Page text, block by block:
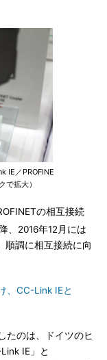
IE／PROFINE
で拡大）
の相互接続
、2016年12月には
順調に相互接続に向
、CC-Link IEと
たのは、ドイツのヒ
IE」と